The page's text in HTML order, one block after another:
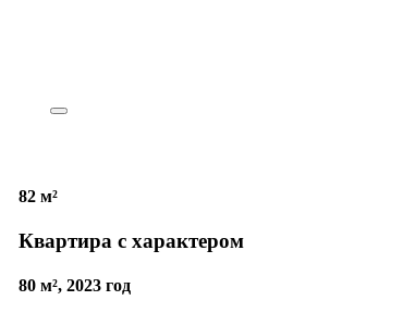
82 м²
Квартира с характером
80 м², 2023 год